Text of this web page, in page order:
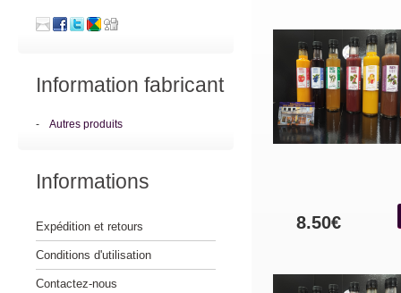
8.50€
Information fabricant
- Autres produits
Informations
Expédition et retours
Conditions d'utilisation
Contactez-nous